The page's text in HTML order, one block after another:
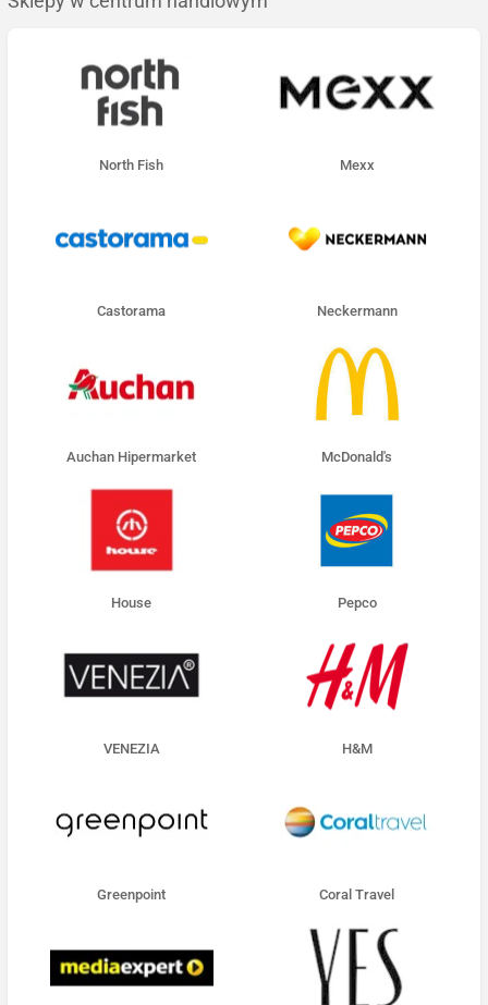
North Fish Mexx
Castorama Neckermann
Auchan Hipermarket McDonald's
House Pepco
VENEZIA H&M
Greenpoint Coral Travel